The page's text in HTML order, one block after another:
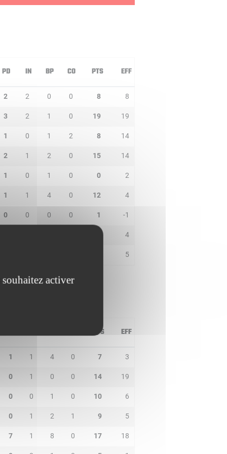
PD IN BP CO PTS EFF
2 2 0 0 8 8
3 2 1 0 19 19
1 0 1 2 8 14
2 1 2 0 15 14
1 0 1 0 0 2
1 1 4 0 12 4
0 0 0 0 1 -1
4
5
PTS EFF
1 1 4 0 7 3
0 1 0 0 14 19
0 0 1 0 10 6
0 1 2 1 9 5
7 1 8 0 17 18
activer